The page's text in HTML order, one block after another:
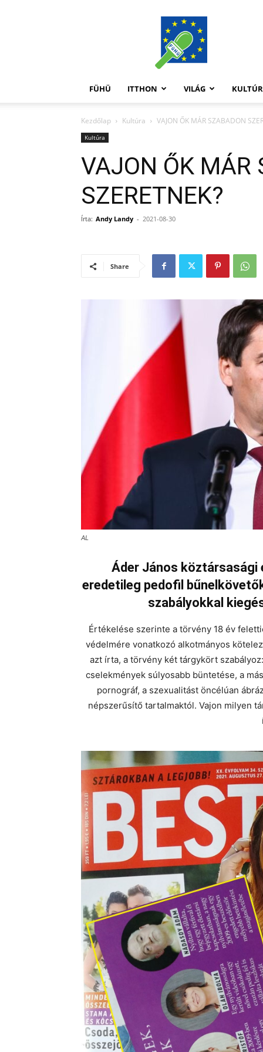
FüHü
FÜHÜ ITTHON VILÁG
Kezdőlap Kultúra VAJON ŐK MÁR SZABADON
Kultúra
VAJON ŐK MÁR
SZERETNEK?
Írta: Andy Landy - 2021-08-30
Share
AL
Áder János köztársasági
eredetileg pedofil
szabályokkal
Értékelése szerinte a törvény 18 év
védelmére vonatkozó alkotmányos
azt írta, a törvény két tárgykört
cselekmények súlyosabb büntetése, a
pornográf, a szexualitást öncélúan
népszerűsítő tartalmaktól. Vajon milyen